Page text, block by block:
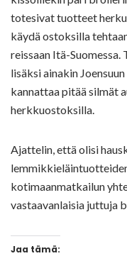
totesivat tuotteet
käydä ostoksilla
reissaan Itä-
lisäksi ainakin
kannattaa pitää silmät
herkkuostoksilla.
Ajattelin, että olisi
kotimaanmatkailun
vastaavanlaisia juttuja
Jaa tämä: